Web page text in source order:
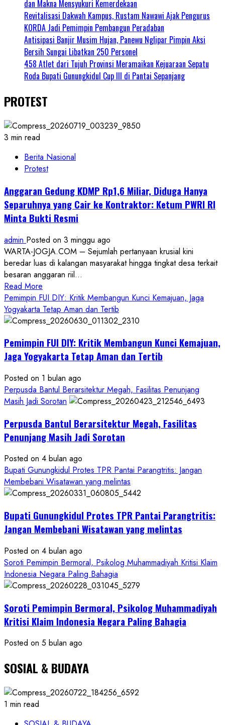
dan Makna Mensyukuri Kemerdekaan
Revitalisasi Dakwah Kampus, Rustam Nawawi Ajak Pengurus
KORDA Jadi Pemimpin Pembangun Peradaban
Antisipasi Banjir Musim Hujan, Panewu Nglipar Pimpin Aksi
Bersih Sungai Libatkan 250 Personel
458 Atlet dari Tujuh Provinsi Meramaikan Kejuaraan Sepatu
Roda Bupati Gunungkidul Cup III di Pantai Sepanjang
PROTEST
3 min read
Berita Nasional
Protest
Anggaran Gedung KDMP Rp1,6 Miliar, Diduga Hanya
Separuhnya yang Cair ke Kontraktor: Ketum PWRI RI
Minta Bukti Resmi
admin Posted on 3 minggu ago
WARTA-JOGJA.COM – Sejumlah pertanyaan krusial kini
beredar luas di kalangan masyarakat hingga tingkat desa terkait
besaran anggaran riil...
Read More
more
about
Anggaran
KDMP
Rp1,6
Diduga
Hanya
Separuhnya
Cair
ke
Ketum
PWRI
RI
Minta
Resmi
Pemimpin FUI DIY: Kritik Membangun Kunci Kemajuan, Jaga
Yogyakarta Tetap Aman dan Tertib
Pemimpin FUI DIY: Kritik Membangun Kunci Kemajuan,
Jaga Yogyakarta Tetap Aman dan Tertib
Posted on 1 bulan ago
Perpusda Bantul Berarsitektur Megah, Fasilitas Penunjang
Masih Jadi Sorotan
Perpusda Bantul Berarsitektur Megah, Fasilitas
Penunjang Masih Jadi Sorotan
Posted on 4 bulan ago
Bupati Gunungkidul Protes TPR Pantai Parangtritis: Jangan
Membebani Wisatawan yang melintas
Bupati Gunungkidul Protes TPR Pantai Parangtritis:
Jangan Membebani Wisatawan yang melintas
Posted on 4 bulan ago
Soroti Pemimpin Bermoral, Psikolog Muhammadiyah Kritisi Klaim
Indonesia Negara Paling Bahagia
Soroti Pemimpin Bermoral, Psikolog Muhammadiyah
Kritisi Klaim Indonesia Negara Paling Bahagia
Posted on 5 bulan ago
SOSIAL & BUDAYA
1 min read